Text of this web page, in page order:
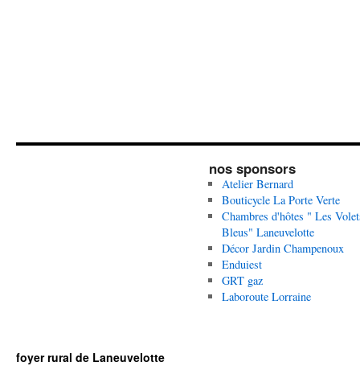
nos sponsors
Atelier Bernard
Bouticycle La Porte Verte
Chambres d'hôtes " Les
Bleus" Laneuvelotte
Décor Jardin Champenoux
Enduiest
GRT gaz
Laboroute Lorraine
foyer rural de Laneuvelotte